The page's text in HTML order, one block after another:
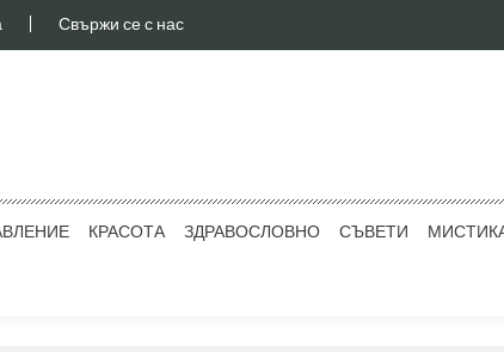
Свържи се с нас
КРАСОТА ЗДРАВОСЛОВНО СЪВЕТИ